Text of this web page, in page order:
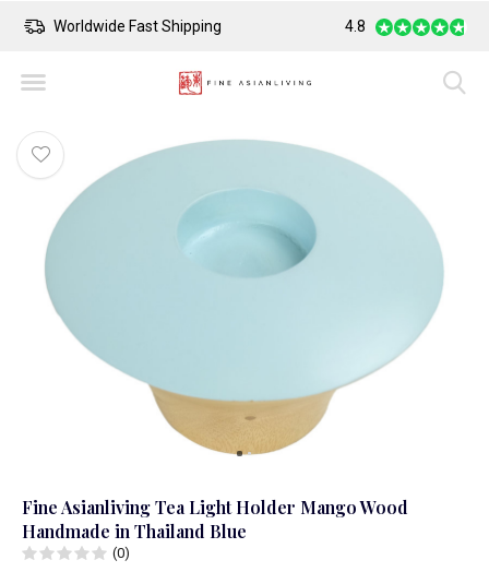
Worldwide Fast Shipping Safe Payment
4.8
Fine Asianliving Tea Light Holder Mango Wood
Handmade in Thailand Blue
(0)